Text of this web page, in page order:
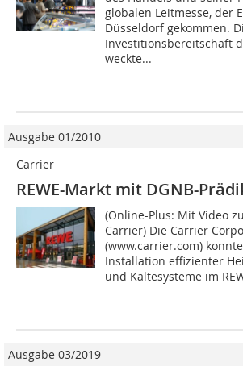
globalen Leitmesse, der
Düsseldorf gekommen.
Investitionsbereitschaft
weckte...
Ausgabe 01/2010
Carrier
REWE-Markt mit DGNB-
(Online-Plus: Mit Video
Carrier) Die Carrier
(www.carrier.com)
Installation effizienter
und Kältesysteme im
Ausgabe 03/2019